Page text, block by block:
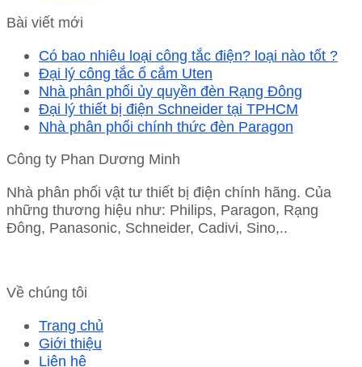
Bài viết mới
Có bao nhiêu loại công tắc điện? loại nào tốt ?
Đại lý công tắc ổ cắm Uten
Nhà phân phối ủy quyền đèn Rạng Đông
Đại lý thiết bị điện Schneider tại TPHCM
Nhà phân phối chính thức đèn Paragon
Công ty Phan Dương Minh
Nhà phân phối vật tư thiết bị điện chính hãng. Của
những thương hiệu như: Philips, Paragon, Rạng
Đông, Panasonic, Schneider, Cadivi, Sino,..
Về chúng tôi
Trang chủ
Giới thiệu
Liên hệ